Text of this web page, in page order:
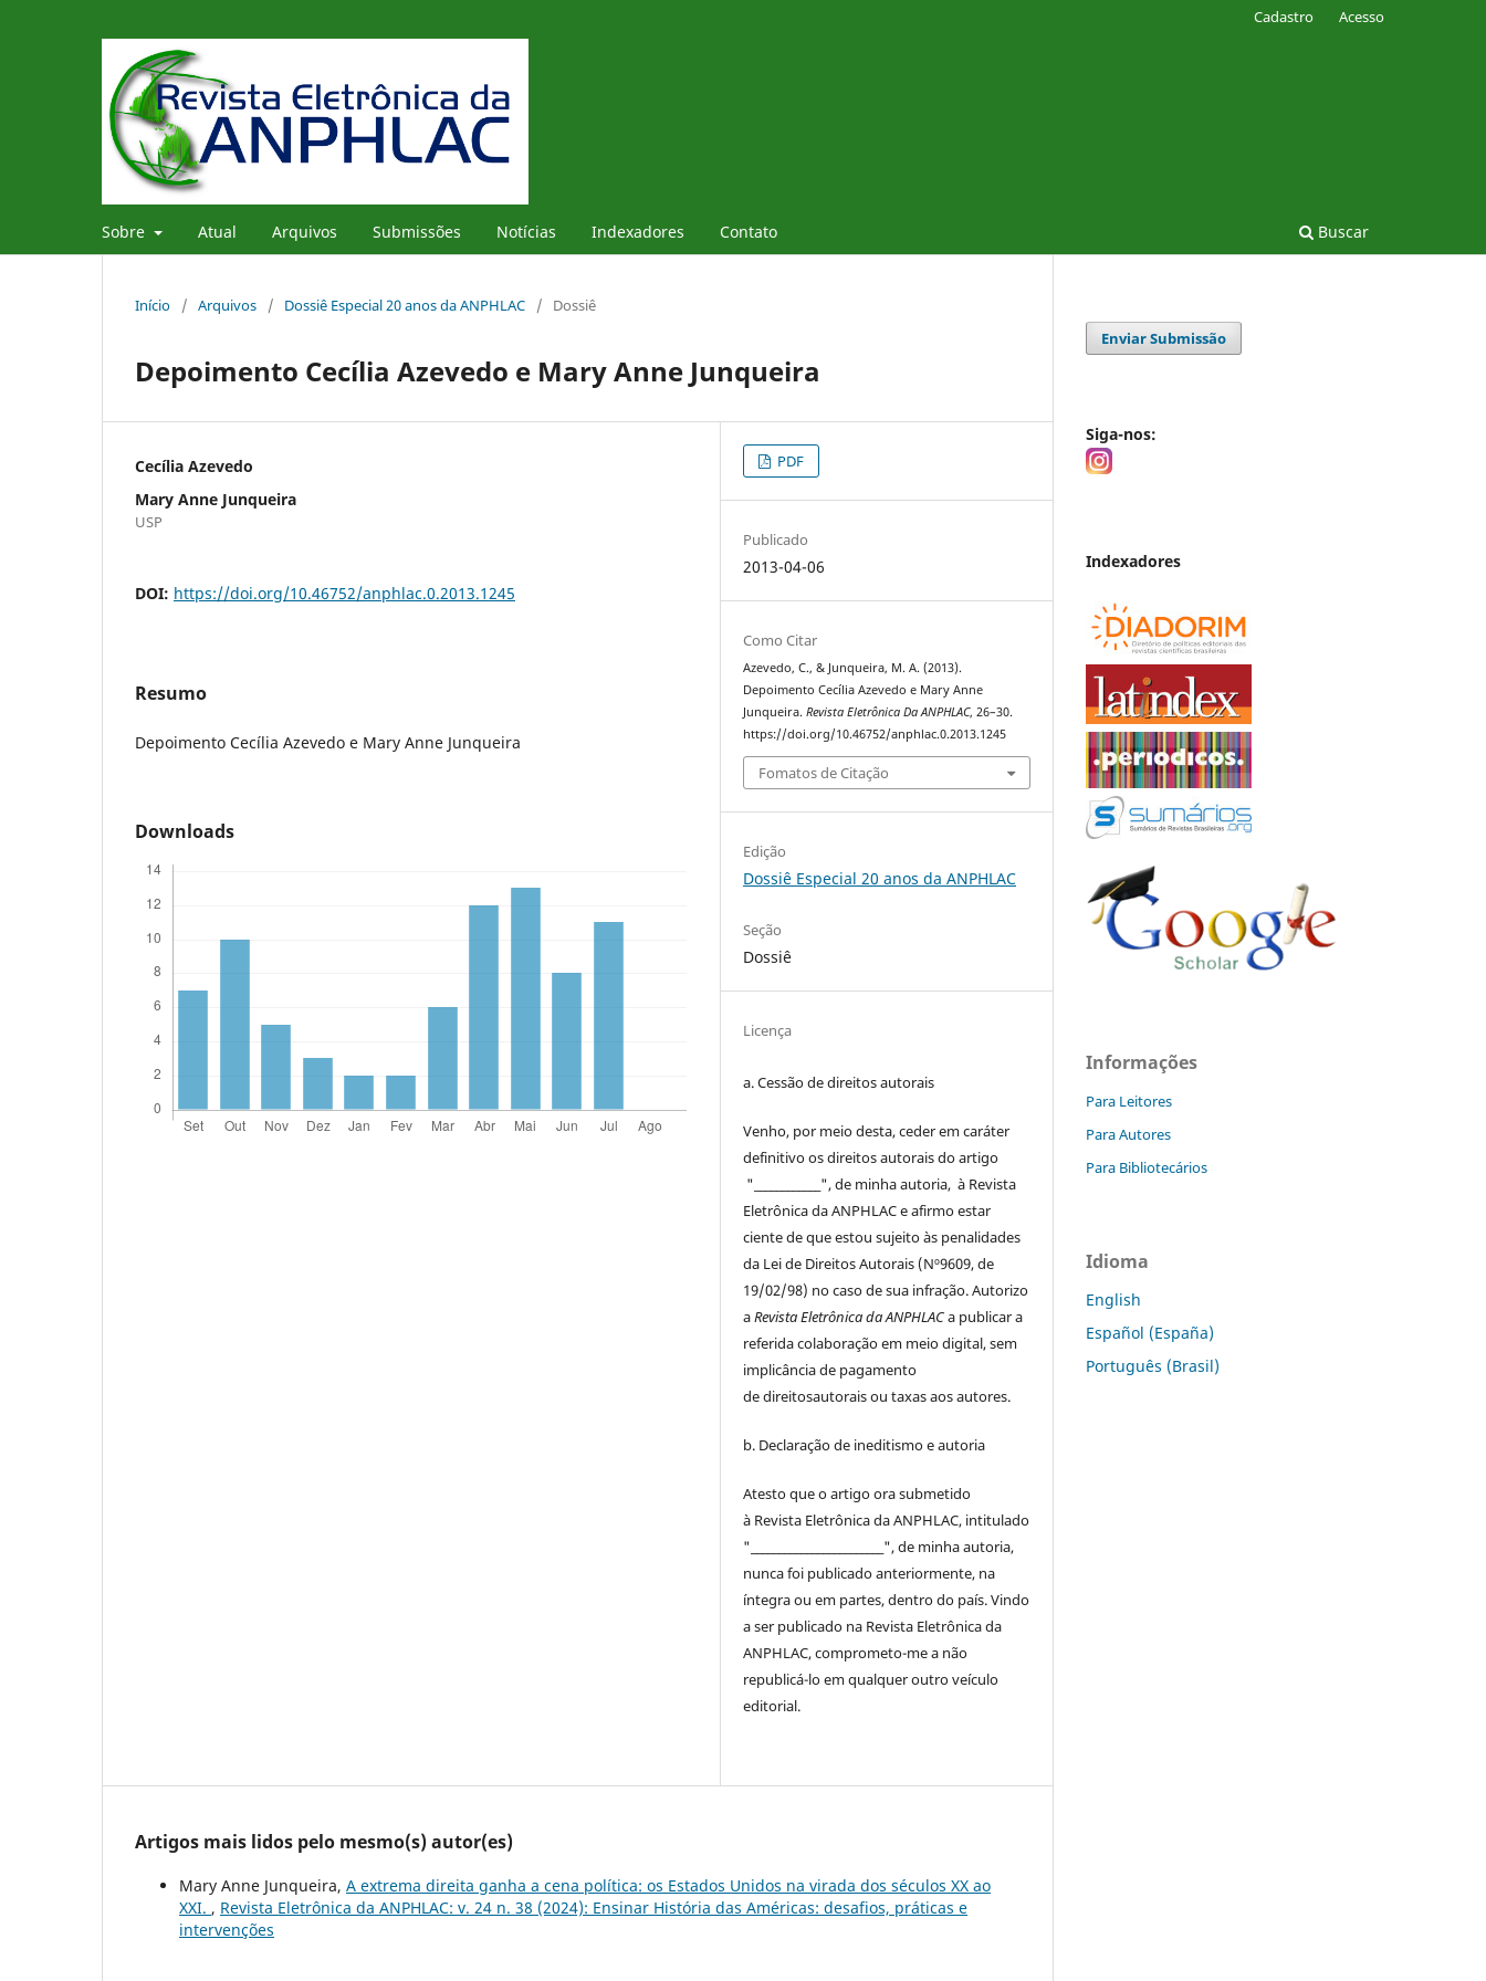
Sobre Atual Arquivos Submissões Notícias Indexadores Contato Buscar
Cadastro Acesso
Início / Arquivos / Dossiê Especial 20 anos da ANPHLAC / Dossiê
Depoimento Cecília Azevedo e Mary Anne Junqueira
Cecília Azevedo
Mary Anne Junqueira
USP
DOI: https://doi.org/10.46752/anphlac.0.2013.1245
Resumo
Depoimento Cecília Azevedo e Mary Anne Junqueira
Downloads
PDF
Publicado
2013-04-06
Como Citar
Azevedo, C., & Junqueira, M. A. (2013).
Depoimento Cecília Azevedo e Mary Anne
Junqueira.Revista Eletrônica Da ANPHLAC, 26–30.
https://doi.org/10.46752/anphlac.0.2013.1245
Fomatos de Citação
Edição
Dossiê Especial 20 anos da ANPHLAC
Seção
Dossiê
Licença
a. Cessão dedireitosautorais
Venho, por meio desta, ceder em caráter
definitivo osdireitosautoraisdo artigo
"____________", de minha autoria, à Revista
Eletrônica da ANPHLACe afirmo estar
ciente de que estou sujeito às penalidades
da Lei de DireitosAutorais (Nº9609, de
19/02/98) no caso de sua infração. Autorizo
aRevista Eletrônica da ANPHLACa publicar a
referida colaboração em meio digital, sem
implicância de pagamento
dedireitosautoraisou taxas aos autores.
b. Declaração de ineditismo e autoria
Atesto que o artigo ora submetido
à Revista Eletrônica da ANPHLAC, intitulado
"________________________", de minha autoria,
nunca foi publicado anteriormente, na
íntegra ou em partes, dentrodo país. Vindo
a ser publicado na Revista Eletrônica da
ANPHLAC, comprometo-me a não
republicá-lo em qualquer outro veículo
editorial.
Artigos mais lidos pelo mesmo(s) autor(es)
Mary Anne Junqueira, A extrema direita ganha a cena política: os Estados Unidos na virada dos séculos XX ao
XXI. , Revista Eletrônica da ANPHLAC: v. 24 n. 38 (2024): Ensinar História das Américas: desafios, práticas e
intervenções
Enviar Submissão
Siga-nos:
Indexadores
Informações
Para Leitores
Para Autores
Para Bibliotecários
Idioma
English
Español (España)
Português (Brasil)